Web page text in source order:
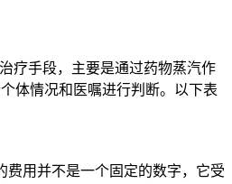
疗手段，主要是通过药物蒸汽作
体情况和医嘱进行判断。以下表
费用并不是一个固定的数字，它受